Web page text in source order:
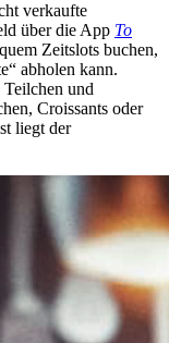
verkaufte
über die App To
Zeitslots buchen,
abholen kann.
und
Croissants oder
liegt der